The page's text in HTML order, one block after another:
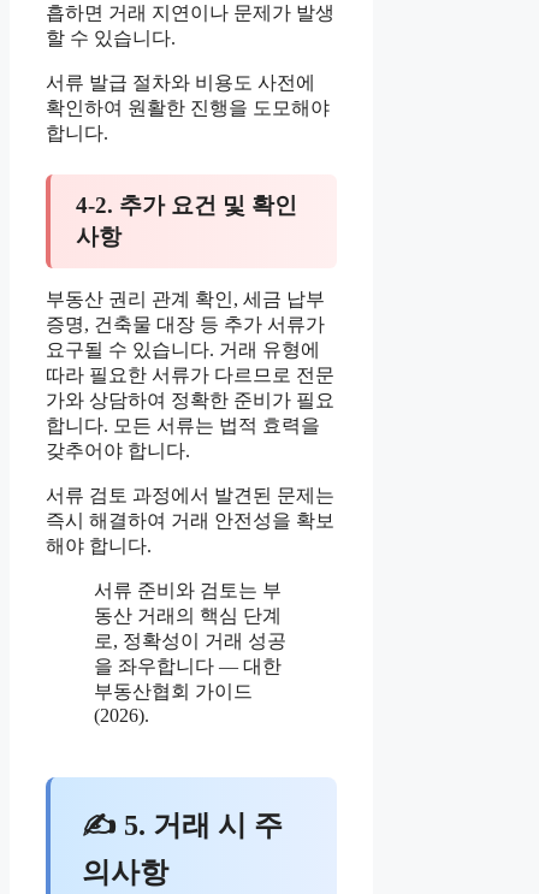
흡하면 거래 지연이나 문제가 발생
할 수 있습니다.
서류 발급 절차와 비용도 사전에
확인하여 원활한 진행을 도모해야
합니다.
4-2. 추가 요건 및 확인
사항
부동산 권리 관계 확인, 세금 납부
증명, 건축물 대장 등 추가 서류가
요구될 수 있습니다. 거래 유형에
따라 필요한 서류가 다르므로 전문
가와 상담하여 정확한 준비가 필요
합니다. 모든 서류는 법적 효력을
갖추어야 합니다.
서류 검토 과정에서 발견된 문제는
즉시 해결하여 거래 안전성을 확보
해야 합니다.
서류 준비와 검토는 부
동산 거래의 핵심 단계
로, 정확성이 거래 성공
을 좌우합니다 — 대한
부동산협회 가이드
(2026).
✍ 5. 거래 시 주
의사항